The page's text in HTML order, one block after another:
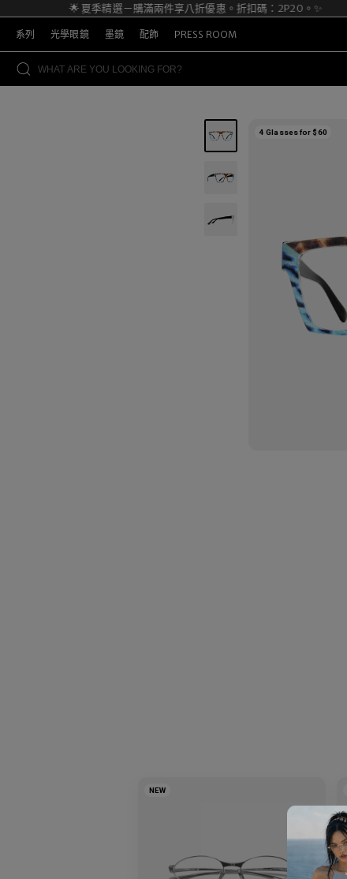
🌟 夏季精選－購滿兩件享八折優惠。折扣碼：2P20。✨
系列 光學眼鏡 墨鏡 配飾 PRESS ROOM
4 Glasses for $60
NEW